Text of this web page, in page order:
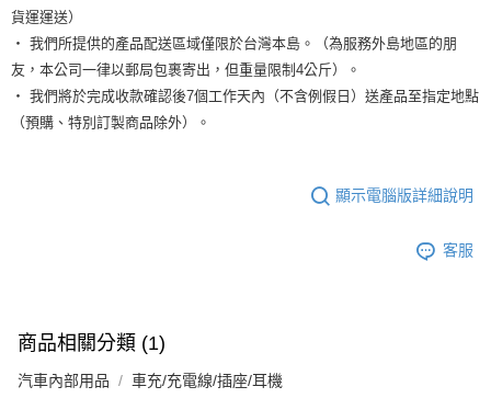
貨運運送）
‧ 我們所提供的產品配送區域僅限於台灣本島。（為服務外島地區的朋
友，本公司一律以郵局包裹寄出，但重量限制4公斤）。
‧ 我們將於完成收款確認後7個工作天內（不含例假日）送產品至指定地點
（預購、特別訂製商品除外）。
顯示電腦版詳細說明
客服
商品相關分類 (1)
汽車內部用品 車充/充電線/插座/耳機